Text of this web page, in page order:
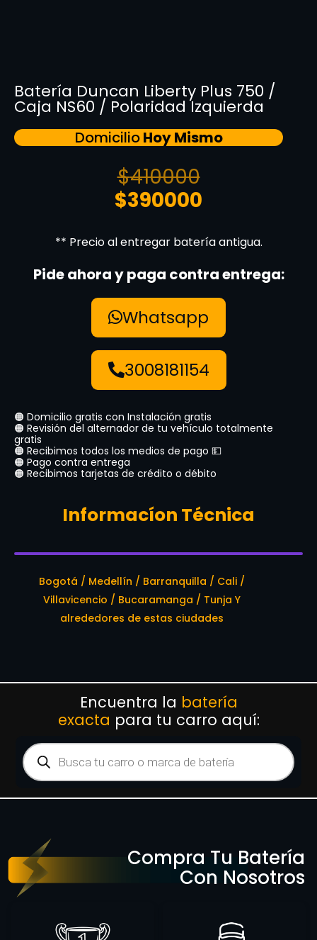
Batería Duncan Liberty Plus 750 /
Caja NS60 / Polaridad Izquierda
DomicilioHoy Mismo
$410000
$390000
** Precio al entregar batería antigua.
Pide ahora y paga contra entrega:
Whatsapp
3008181154
🟠 Domicilio gratis con Instalación gratis
🟠 Revisión del alternador de tu vehículo totalmente
gratis
🟠 Recibimos todos los medios de pago 💵
🟠 Pago contra entrega
🟠 Recibimos tarjetas de crédito o débito
Informacíon Técnica
Bogotá / Medellín / Barranquilla / Cali /
Villavicencio / Bucaramanga / Tunja Y
alrededores de estas ciudades
Encuentra la batería
exacta para tu carro aquí:
Compra Tu Batería
Con Nosotros